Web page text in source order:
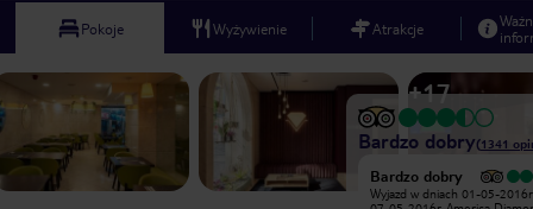
Pokoje Wyżywienie Atrakcje
+17
Bardzo dobry(1341
Hotel tuż przy stacji metra,
Bardzo dobry
Wyjazd w dniach 01-05-2016r do